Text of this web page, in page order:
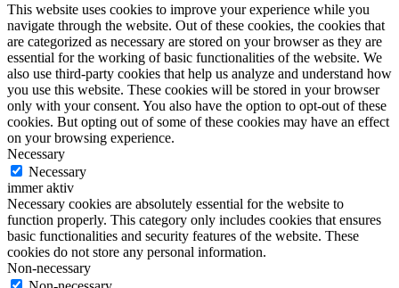
This website uses cookies to improve your experience while you
navigate through the website. Out of these cookies, the cookies that
are categorized as necessary are stored on your browser as they are
essential for the working of basic functionalities of the website. We
also use third-party cookies that help us analyze and understand how
you use this website. These cookies will be stored in your browser
only with your consent. You also have the option to opt-out of these
cookies. But opting out of some of these cookies may have an effect
on your browsing experience.
Necessary
Necessary
immer aktiv
Necessary cookies are absolutely essential for the website to
function properly. This category only includes cookies that ensures
basic functionalities and security features of the website. These
cookies do not store any personal information.
Non-necessary